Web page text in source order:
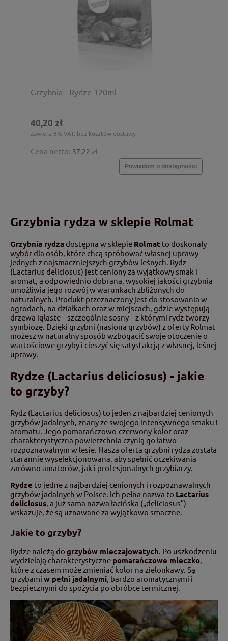
Grzybnia - Rydze 120ml
40,20 zł
zawiera 8% VAT, bez kosztów dostawy
Cena netto: 37,22 zł
Powiadom o dostępności
Grzybnia rydza w sklepie Rolmat
Grzybnia rydzadostępna w sklepie Rolmat to doskonały
wybór dla osób, które chcą spróbować własnej uprawy
jednych z najsmaczniejszych grzybów leśnych. Rydz
(Lactarius deliciosus) jest ceniony za wyjątkowy smak i
aromat, a odpowiednio dobrana, wysokiej jakości grzybnia
umożliwia jego rozwój w warunkach zbliżonych do
naturalnych. Produkt przeznaczony jest do stosowania w
ogrodach, na działkach oraz w miejscach, gdzie występują
drzewa iglaste – szczególnie sosny – z którymi rydz tworzy
symbiozę. Dzięki grzybni (nasiona grzybów) z oferty Rolmat
możesz w naturalny sposób wzbogacić swoje otoczenie o
wartościowe grzyby i cieszyć się satysfakcją z własnej, leśnej
uprawy.
Rydze (Lactarius deliciosus) - jakie
to grzyby?
Rydz (Lactarius deliciosus) to jeden z najbardziej cenionych
grzybów jadalnych, znany ze swojego intensywnego smaku i
aromatu. Jego pomarańczowo-czerwony kolor oraz
charakterystyczna powierzchnia czynią go łatwo
rozpoznawalnym w lesie. Nasza oferta grzybni rydza została
starannie wyselekcjonowana, aby spełnić oczekiwania
zarówno amatorów, jak i profesjonalnych grzybiarzy.
Rydze to jedne z najbardziej cenionych i rozpoznawalnych
grzybów jadalnych w Polsce. Ich pełna nazwa to Lactarius
deliciosus, a już sama nazwa łacińska („deliciosus”)
wskazuje, że są uznawane za wyjątkowo smaczne.
Jakie to grzyby?
Rydze należą do grzybów mleczajowatych. Po uszkodzeniu
wydzielają charakterystyczne pomarańczowe mleczko,
które z czasem może zmieniać kolor na zielonkawy. Są
grzybami w pełni jadalnymi, bardzo aromatycznymi i
bezpiecznymi do spożycia po obróbce termicznej.